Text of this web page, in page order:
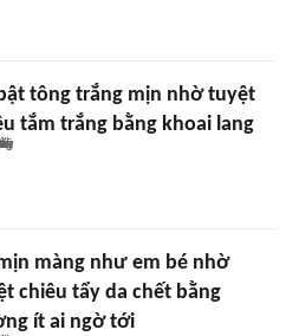
tông trắng mịn nhờ tuyệt
tắm trắng bằng khoai lang
màng như em bé nhờ
chiêu tẩy da chết bằng
ít ai ngờ tới